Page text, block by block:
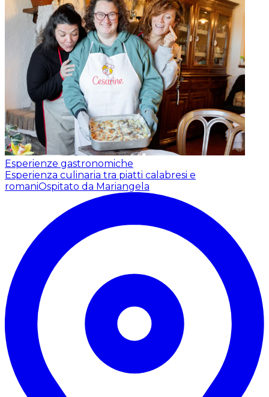
Esperienze gastronomiche
Esperienza culinaria tra piatti calabresi e
romaniOspitato da Mariangela